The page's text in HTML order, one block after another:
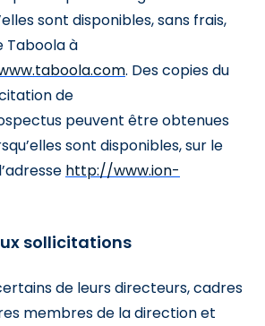
sont disponibles, sans frais,
Taboola à
. Des copies du
de
peuvent être obtenues
sont disponibles, sur le
http://www.ion-
sollicitations
de leurs directeurs, cadres
membres de la direction et